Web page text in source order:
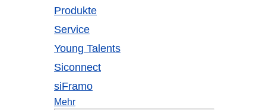
Produkte
Service
Young Talents
Siconnect
siFramo
Mehr